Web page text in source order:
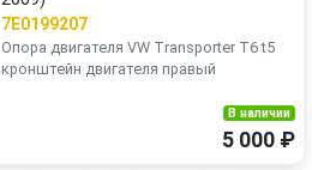
7E0199207
Опора двигателя VW Transporter T6 t5
кронштейн двигателя правый
В наличии
5 000 ₽